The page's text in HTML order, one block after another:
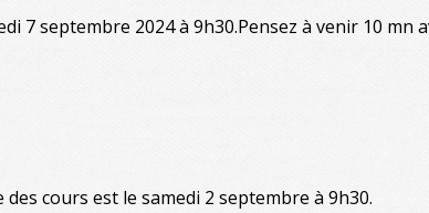
7 septembre 2024 à 9h30.Pensez à venir 10 mn
cours est le samedi 2 septembre à 9h30.